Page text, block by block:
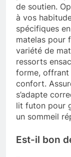
de soutien.
à vos
spécifiques
matelas pour
variété de
ressorts
forme, offrant
confort.
s’adapte
lit futon pour
un sommeil
Est-il bon